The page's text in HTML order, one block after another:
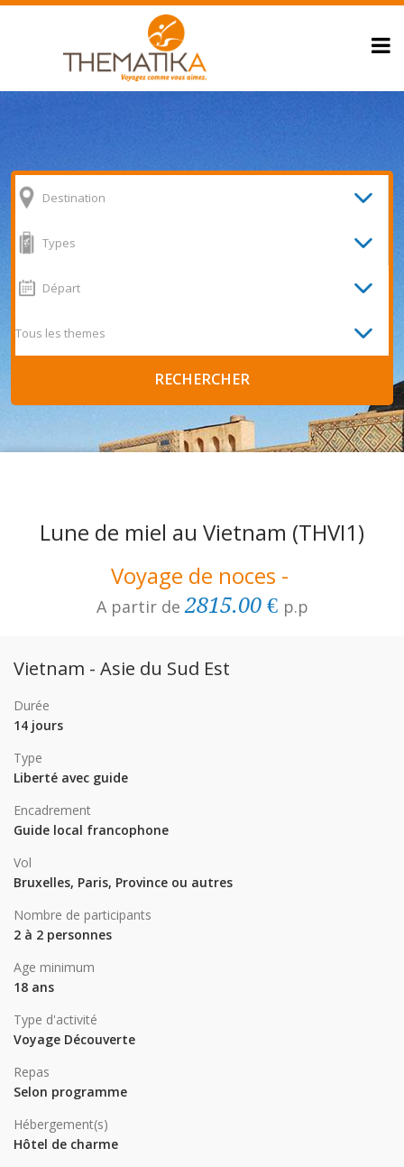
Lune de miel au Vietnam (THVI1)
Voyage de noces -
A partir de2815.00 € p.p
Vietnam - Asie du Sud Est
Durée
14 jours
Type
Liberté avec guide
Encadrement
Guide local francophone
Vol
Bruxelles, Paris, Province ou autres
Nombre de participants
2 à 2 personnes
Age minimum
18 ans
Type d'activité
Voyage Découverte
Repas
Selon programme
Hébergement(s)
Hôtel de charme